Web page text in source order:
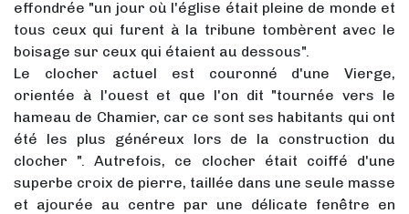
effondrée "un jour où l'église était pleine de monde et
tous ceux qui furent à la tribune tombèrent avec le
boisage sur ceux qui étaient au dessous".
Le clocher actuel est couronné d'une Vierge,
orientée à l'ouest et que l'on dit "tournée vers le
hameau de Chamier, car ce sont ses habitants qui ont
été les plus généreux lors de la construction du
clocher ". Autrefois, ce clocher était coiffé d'une
superbe croix de pierre, taillée dans une seule masse
et ajourée au centre par une délicate fenêtre en